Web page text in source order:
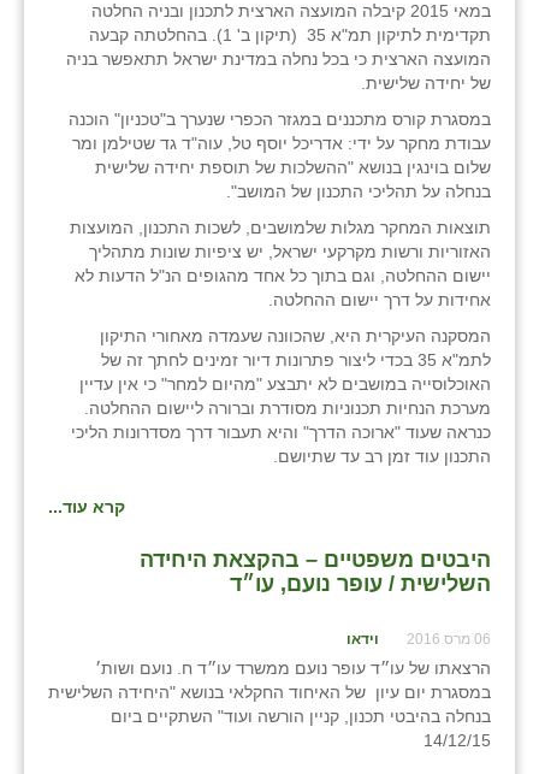
במאי 2015 קיבלה המועצה הארצית לתכנון ובניה החלטה
תקדימית לתיקון תמ"א 35 (תיקון ב' 1). בהחלטתה קבעה
המועצה הארצית כי בכל נחלה במדינת ישראל תתאפשר בניה
של יחידה שלישית.
במסגרת קורס מתכננים במגזר הכפרי שנערך ב"טכניון" הוכנה
עבודת מחקר על ידי: אדריכל יוסף טל, עוה"ד גד שטילמן ומר
שלום בוינגין בנושא "ההשלכות של תוספת יחידה שלישית
בנחלה על תהליכי התכנון של המושב".
תוצאות המחקר מגלות שלמושבים, לשכות התכנון, המועצות
האזוריות ורשות מקרקעי ישראל, יש ציפיות שונות מתהליך
יישום ההחלטה, וגם בתוך כל אחד מהגופים הנ"ל הדעות לא
אחידות על דרך יישום ההחלטה.
המסקנה העיקרית היא, שהכוונה שעמדה מאחורי התיקון
לתמ"א 35 בכדי ליצור פתרונות דיור זמינים לחתך זה של
האוכלוסייה במושבים לא יתבצע "מהיום למחר" כי אין עדיין
מערכת הנחיות תכנוניות מסודרת וברורה ליישום ההחלטה.
כנראה שעוד "ארוכה הדרך" והיא תעבור דרך מסדרונות הליכי
התכנון עוד זמן רב עד שתיושם.
קרא עוד...
היבטים משפטיים – בהקצאת היחידה
השלישית / עופר נועם, עו״ד
06 מרס 2016 וידאו
הרצאתו של עו״ד עופר נועם ממשרד עו״ד ח. נועם ושות׳
במסגרת יום עיון של האיחוד החקלאי בנושא "היחידה השלישית
בנחלה בהיבטי תכנון, קניין הורשה ועוד" השתקיים ביום
14/12/15
מישר
מכורה
מנחמיה
נאות הכיכר
נווה אטי״ב
נהריה (אג״ש)
ניר צבי
עין חצבה
עין תמר
קלחים
רימונים
רמות השבים